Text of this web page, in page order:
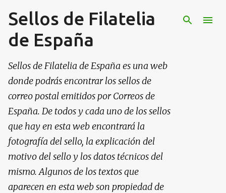
Ir al contenido principal
Sellos de Filatelia
de España
Sellos de Filatelia de España es una web
donde podrás encontrar los sellos de
correo postal emitidos por Correos de
España. De todos y cada uno de los sellos
que hay en esta web encontrará la
fotografía del sello, la explicación del
motivo del sello y los datos técnicos del
mismo. Algunos de los textos que
aparecen en esta web son propiedad de